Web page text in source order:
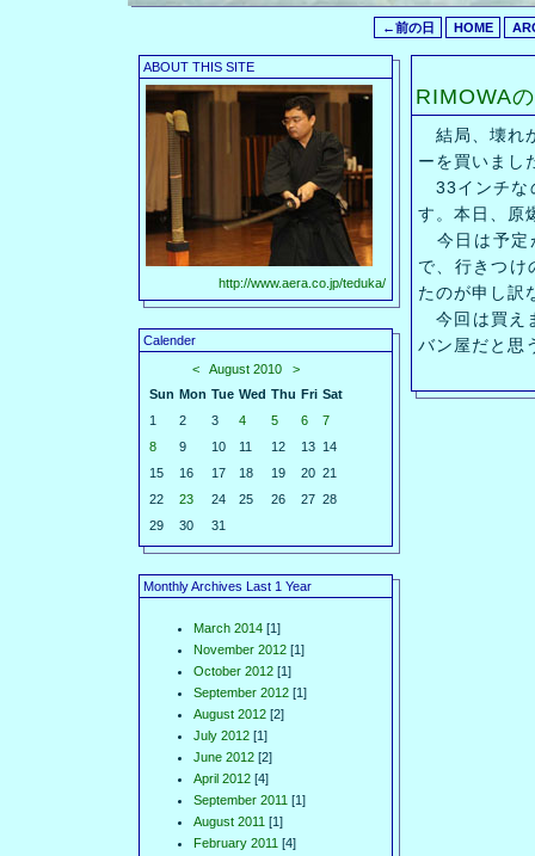
←前の日 HOME
ABOUT THIS SITE
http://www.aera.co.jp/teduka/
Calender
<
August 2010
>
Sun Mon Tue Wed Thu Fri Sat
1
2 3 4 5 6
7
8
9 10 11 12 13 14
15
16 17 18 19 20 21
22
23 24 25 26 27 28
29
30 31
Monthly Archives Last 1 Year
March 2014 [1]
November 2012 [1]
October 2012 [1]
September 2012 [1]
August 2012 [2]
July 2012 [1]
June 2012 [2]
April 2012 [4]
September 2011 [1]
August 2011 [1]
February 2011 [4]
RIMOWA
結局、壊れ
ーを買いまし
33インチな
す。本日、原
今日は予定
で、行きつけ
たのが申し訳
今回は買え
バン屋だと思